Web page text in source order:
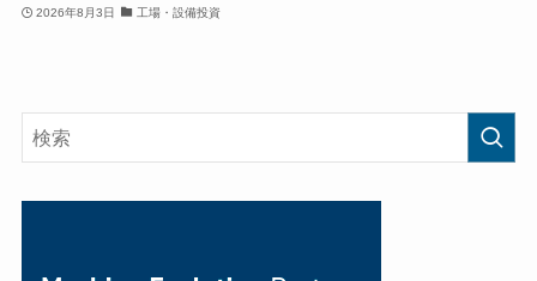
2026年8月3日 工場・設備投資